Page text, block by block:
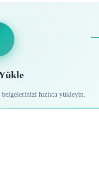
hızlıca yükleyin.